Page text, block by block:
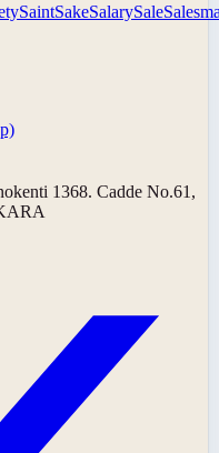
SaintSakeSalarySale
1368. Cadde No.61,